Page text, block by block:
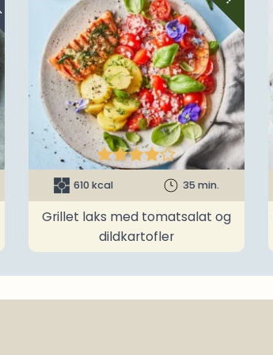

610 kcal 35 min.
Grillet laks med tomatsalat og
dildkartofler